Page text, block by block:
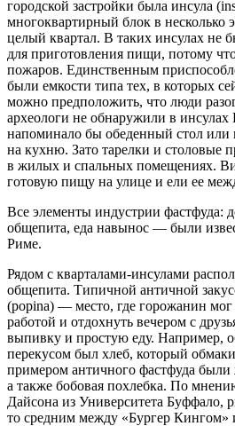
городской застройки была инсула
многоквартирный блок в несколько
целый квартал. В таких инсулах не
для приготовления пищи, потому
пожаров. Единственным
были емкости типа тех, в которых
можно предположить, что люди
археологи не обнаружили в
напоминало бы обеденный стол
на кухню. Зато тарелки и столовые
в жилых и спальных помещениях.
готовую пищу на улице и ели ее
Все элементы индустрии фастфуда:
общепита, еда навынос — были
Риме.
Рядом с кварталами-инсулами
общепита. Типичной античной
(popina) — место, где горожанин мог
работой и отдохнуть вечером с
выпивку и простую еду. Например,
перекусом был хлеб, который
примером античного фастфуда
а также бобовая похлебка. По
Дайсона из Университета Буффало,
то средним между «Бургер Кингом»